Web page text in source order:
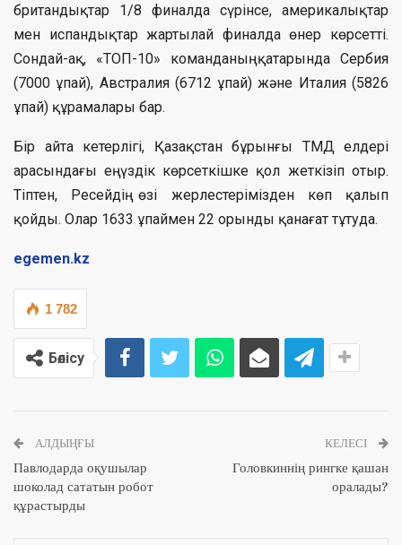
британдықтар 1/8 финалда сүрінсе, америкалықтар
мен испандықтар жартылай финалда өнер көрсетті.
Сондай-ақ, «ТОП-10» команданың қатарында Сербия
(7000 ұпай), Австралия (6712 ұпай) және Италия (5826
ұпай) құрамалары бар.
Бір айта кетерлігі, Қазақстан бұрынғы ТМД елдері
арасындағы ең үздік көрсеткішке қол жеткізіп отыр.
Тіптен, Ресейдің өзі жерлестерімізден көп қалып
қойды. Олар 1633 ұпаймен 22 орынды қанағат тұтуда.
egemen.kz
1 782
Бөлісу
АЛДЫҢҒЫ
Павлодарда оқушылар
шоколад сататын робот
құрастырды
КЕЛЕСІ
Головкиннің рингке қашан
оралады?